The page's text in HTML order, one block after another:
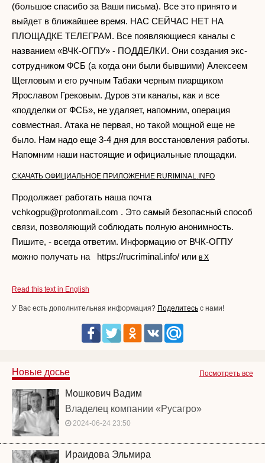
(большое спасибо за Ваши письма). Все это принято и
выйдет в ближайшее время. НАС СЕЙЧАС НЕТ НА
ПЛОЩАДКЕ ТЕЛЕГРАМ. Все появляющиеся каналы с
названием «ВЧК-ОГПУ» - ПОДДЕЛКИ. Они создания экс-
сотрудником ФСБ (а когда они были бывшими) Алексеем
Щегловым и его ручным Табаки черным пиарщиком
Ярославом Грековым. Дуров эти каналы, как и все
«подделки от ФСБ», не удаляет, напомним, операция
совместная. Атака не первая, но такой мощной еще не
было. Нам надо еще 3-4 дня для восстановления работы.
Напомним наши настоящие и официальные площадки.
СКАЧАТЬ ОФИЦИАЛЬНОЕ ПРИЛОЖЕНИЕ RURIMINAL.INFO
Продолжает работать наша почта
vchkogpu@protonmail.com . Это самый безопасный способ
связи, позволяющий соблюдать полную анонимность.
Пишите, - всегда ответим. Информацию от ВЧК-ОГПУ
можно получать на https://rucriminal.info/ или в X
Read this text in English
У Вас есть дополнительная информация? Поделитесь с нами!
Посмотреть все
Новые досье
Мошкович Вадим
Владелец компании «Русагро»
2024-06-24 23:50
Ираидова Эльмира